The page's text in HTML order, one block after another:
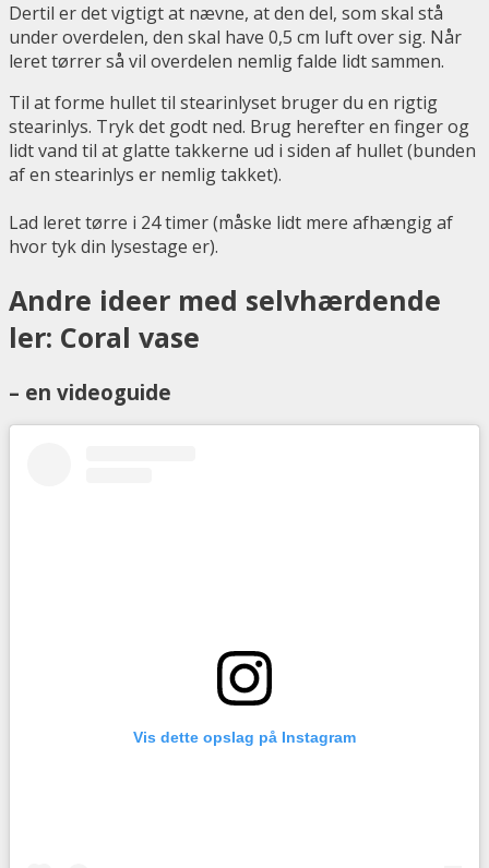
Dertil er det vigtigt at nævne, at den del, som skal stå
under overdelen, den skal have 0,5 cm luft over sig. Når
leret tørrer så vil overdelen nemlig falde lidt sammen.
Til at forme hullet til stearinlyset bruger du en rigtig
stearinlys. Tryk det godt ned. Brug herefter en finger og
lidt vand til at glatte takkerne ud i siden af hullet (bunden
af en stearinlys er nemlig takket).
Lad leret tørre i 24 timer (måske lidt mere afhængig af
hvor tyk din lysestage er).
Andre ideer med selvhærdende
ler: Coral vase
– en videoguide
Vis dette opslag på Instagram